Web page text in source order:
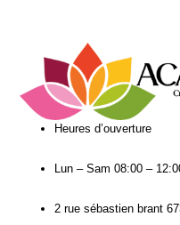
Heures d’ouverture​
Lun – Sam 08:00 –
2 rue sébastien brant